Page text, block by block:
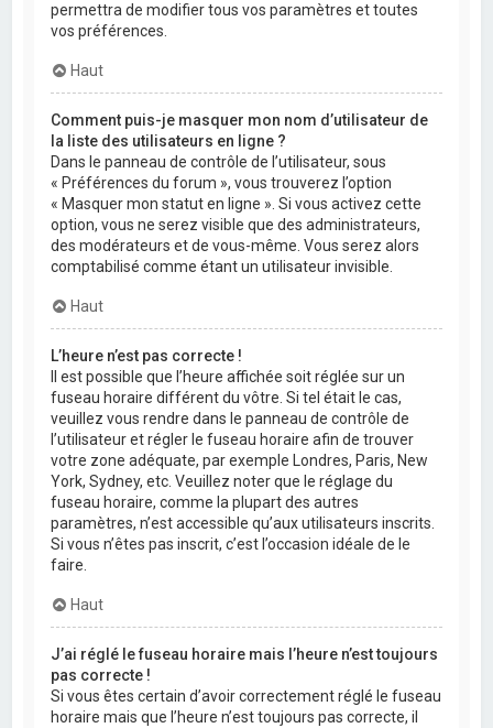
permettra de modifier tous vos paramètres et toutes
vos préférences.
Haut
Comment puis-je masquer mon nom d’utilisateur de
la liste des utilisateurs en ligne ?
Dans le panneau de contrôle de l’utilisateur, sous
« Préférences du forum », vous trouverez l’option
« Masquer mon statut en ligne ». Si vous activez cette
option, vous ne serez visible que des administrateurs,
des modérateurs et de vous-même. Vous serez alors
comptabilisé comme étant un utilisateur invisible.
Haut
L’heure n’est pas correcte !
Il est possible que l’heure affichée soit réglée sur un
fuseau horaire différent du vôtre. Si tel était le cas,
veuillez vous rendre dans le panneau de contrôle de
l’utilisateur et régler le fuseau horaire afin de trouver
votre zone adéquate, par exemple Londres, Paris, New
York, Sydney, etc. Veuillez noter que le réglage du
fuseau horaire, comme la plupart des autres
paramètres, n’est accessible qu’aux utilisateurs inscrits.
Si vous n’êtes pas inscrit, c’est l’occasion idéale de le
faire.
Haut
J’ai réglé le fuseau horaire mais l’heure n’est toujours
pas correcte !
Si vous êtes certain d’avoir correctement réglé le fuseau
horaire mais que l’heure n’est toujours pas correcte, il